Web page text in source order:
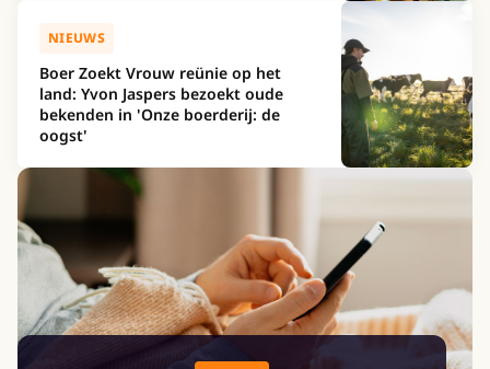
NIEUWS
Boer Zoekt Vrouw reünie op het
land: Yvon Jaspers bezoekt oude
bekenden in 'Onze boerderij: de
oogst'